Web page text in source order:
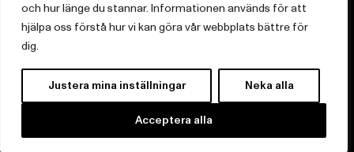
och hur länge du stannar. Informationen används för att
hjälpa oss förstå hur vi kan göra vår webbplats bättre för
dig.
Justera mina inställningar Neka alla
Acceptera alla
Om Bonnierförlagen
Cookies
Integritetspolicy